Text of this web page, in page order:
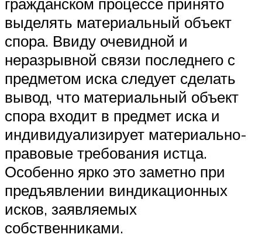
выделять материальный объект
спора. Ввиду очевидной и
неразрывной связи последнего с
предметом иска следует сделать
вывод, что материальный объект
спора входит в предмет иска и
индивидуализирует материально-
правовые требования истца.
Особенно ярко это заметно при
предъявлении виндикационных
исков, заявляемых
собственниками.